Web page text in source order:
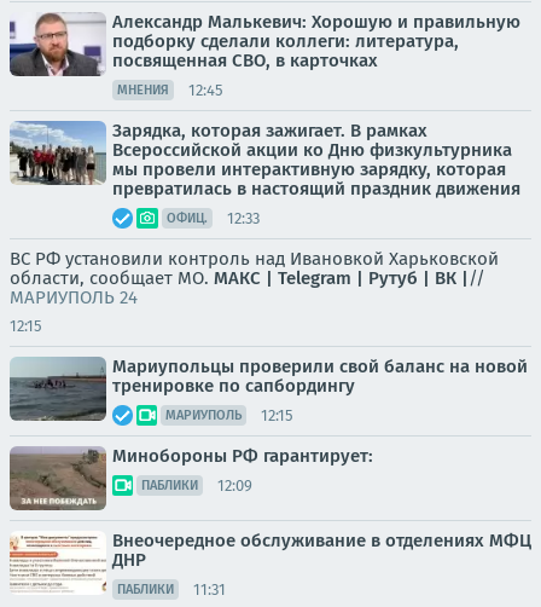
Александр Малькевич: Хорошую и правильную
подборку сделали коллеги: литература,
посвященная СВО, в карточках
МНЕНИЯ 12:45
Зарядка, которая зажигает. В рамках
Всероссийской акции ко Дню физкультурника
мы провели интерактивную зарядку, которая
превратилась в настоящий праздник движения
ОФИЦ. 12:33
ВС РФ установили контроль над Ивановкой Харьковской
области, сообщает МО. МАКС | Telegram | Рутуб | ВК | //
МАРИУПОЛЬ 24
12:15
Мариупольцы проверили свой баланс на новой
тренировке по сапбордингу
МАРИУПОЛЬ 12:15
Минобороны РФ гарантирует:
ПАБЛИКИ 12:09
Внеочередное обслуживание в отделениях МФЦ
ДНР
ПАБЛИКИ 11:31